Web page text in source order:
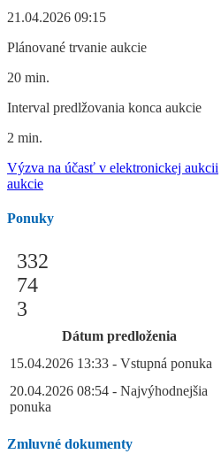
21.04.2026 09:15
Plánované trvanie aukcie
20 min.
Interval predlžovania konca aukcie
2 min.
Výzva na účasť v elektronickej aukcii
aukcie
Ponuky
332
74
3
Dátum predloženia
15.04.2026 13:33 - Vstupná ponuka
20.04.2026 08:54 - Najvýhodnejšia
ponuka
Zmluvné dokumenty